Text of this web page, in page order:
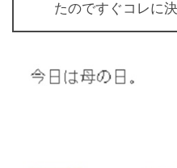
たのですぐコレに